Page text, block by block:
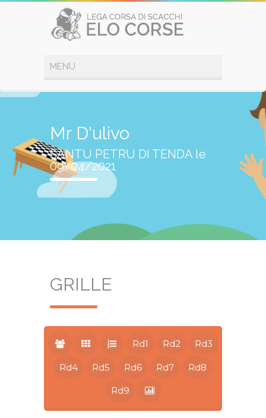
Mr D'ulivo
SANTU PETRU DI TENDA le
09/04/2021
GRILLE
Rd1 Rd2 Rd3
Rd4 Rd5 Rd6 Rd7 Rd8
Rd9